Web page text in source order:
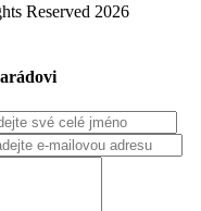
Reserved 2026